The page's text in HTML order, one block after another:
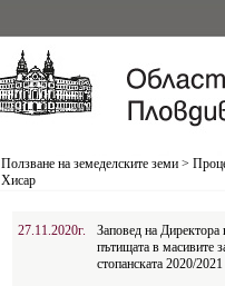
Ползване на земеделските земи >
Хисар
27.11.2020г.
Заповед на
пътищата в масивите
стопанската 2020/2021